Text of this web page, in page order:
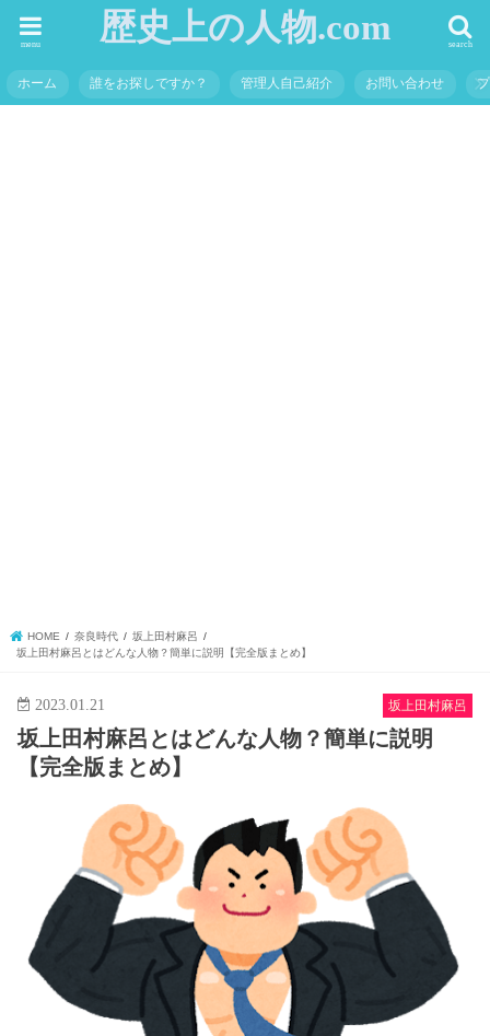
歴史上の人物.com search
menu
ホーム 誰をお探しですか？ 管理人自己紹介 お問い合わせ
HOME 奈良時代
坂上田村麻呂
坂上田村麻呂とはどんな人物？簡単に説明【完全版まとめ】
坂上田村麻呂
2023.01.21
坂上田村麻呂とはどんな人物？簡単に説明
【完全版まとめ】